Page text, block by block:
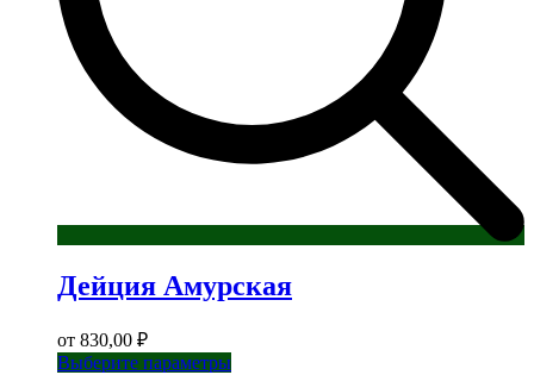
Дейция Амурская
от 830,00 ₽
Выберите параметрыЭтот